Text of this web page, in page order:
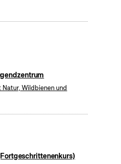
Wildbienen und